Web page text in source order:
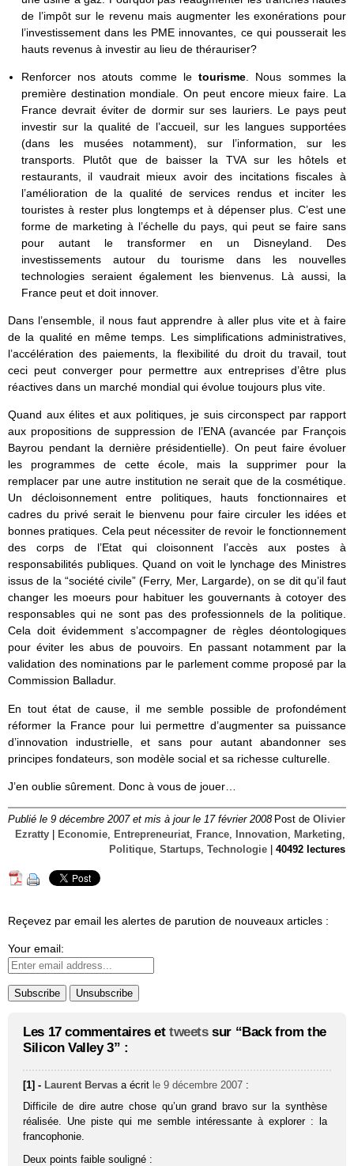
de l’impôt sur le revenu mais augmenter les exonérations pour
l’investissement dans les PME innovantes, ce qui pousserait les
hauts revenus à investir au lieu de thérauriser?
Renforcer nos atouts comme letourisme. Nous sommes la
première destination mondiale. On peut encore mieux faire. La
France devrait éviter de dormir sur ses lauriers. Le pays peut
investir sur la qualité de l’accueil, sur les langues supportées
(dans les musées notamment), sur l’information, sur les
transports. Plutôt que de baisser la TVA sur les hôtels et
restaurants, il vaudrait mieux avoir des incitations fiscales à
l’amélioration de la qualité de services rendus et inciter les
touristes à rester plus longtemps et à dépenser plus. C’est une
forme de marketing à l’échelle du pays, qui peut se faire sans
pour autant le transformer en un Disneyland. Des
investissements autour du tourisme dans les nouvelles
technologies seraient également les bienvenus. Là aussi, la
France peut et doit innover.
Dans l’ensemble, il nous faut apprendre à aller plus vite et à faire
de la qualité en même temps. Les simplifications administratives,
l’accélération des paiements, la flexibilité du droit du travail, tout
ceci peut converger pour permettre aux entreprises d’être plus
réactives dans un marché mondial qui évolue toujours plus vite.
Quand aux élites et aux politiques, je suis circonspect par rapport
aux propositions de suppression de l’ENA (avancée par François
Bayrou pendant la dernière présidentielle). On peut faire évoluer
les programmes de cette école, mais la supprimer pour la
remplacer par une autre institution ne serait que de la cosmétique.
Un décloisonnement entre politiques, hauts fonctionnaires et
cadres du privé serait le bienvenu pour faire circuler les idées et
bonnes pratiques. Cela peut nécessiter de revoir le fonctionnement
des corps de l’Etat qui cloisonnent l’accès aux postes à
responsabilités publiques. Quand on voit le lynchage des Ministres
issus de la “société civile” (Ferry, Mer, Largarde), on se dit qu’il faut
changer les moeurs pour habituer les gouvernants à cotoyer des
responsables qui ne sont pas des professionnels de la politique.
Cela doit évidemment s’accompagner de règles déontologiques
pour éviter les abus de pouvoirs. En passant notamment par la
validation des nominations par le parlement comme proposé par la
Commission Balladur.
En tout état de cause, il me semble possible de profondément
réformer la France pour lui permettre d’augmenter sa puissance
d’innovation industrielle, et sans pour autant abandonner ses
principes fondateurs, son modèle social et sa richesse culturelle.
J’en oublie sûrement. Donc à vous de jouer…
Publié le 9 décembre 2007 et mis à jour le 17 février 2008 Post de Olivier
Ezratty
Economie Entrepreneuriat France Innovation Marketing
Politique Startups Technologie 40492 lectures
Reçevez par email les alertes de parution de nouveaux articles :
Your email:
Les 17 commentaires et tweetssur “Back from the
Silicon Valley 3” :
[1] - Laurent Bervas a écrit le 9 décembre 2007 :
Difficile de dire autre chose qu’un grand bravo sur la synthèse
réalisée. Une piste qui me semble intéressante à explorer : la
francophonie.
Deux points faible souligné :